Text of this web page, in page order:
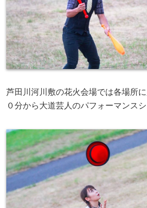
芦田川河川敷の花火会場では各場所
０分から大道芸人のパフォーマンス